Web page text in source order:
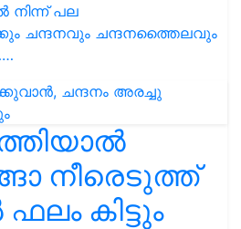
നിന്ന് പല
ചന്ദനവും ചന്ദനത്തൈലവും
നീരെടുത്ത്
കിട്ടും